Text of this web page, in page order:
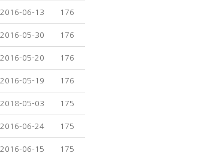
2016-06-13 176
2016-05-30 176
2016-05-20 176
2016-05-19 176
2018-05-03 175
2016-06-24 175
2016-06-15 175